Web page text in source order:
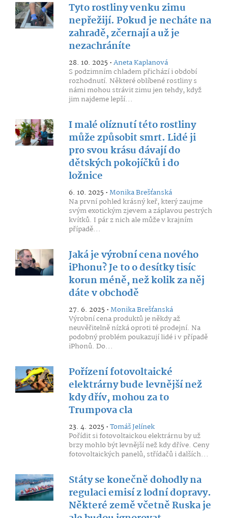
Tyto rostliny venku zimu
nepřežijí. Pokud je necháte na
zahradě, zčernají a už je
nezachráníte
28. 10. 2025 •Aneta Kaplanová
S podzimním chladem přichází i období
rozhodnutí. Některé oblíbené rostliny s
námi mohou strávit zimu jen tehdy, když
jim najdeme lepší...
I malé olíznutí této rostliny
může způsobit smrt. Lidé ji
pro svou krásu dávají do
dětských pokojíčků i do
ložnice
6. 10. 2025 •Monika Brešťanská
Na první pohled krásný keř, který zaujme
svým exotickým zjevem a záplavou pestrých
kvítků. I pár z nich ale může v krajním
případě...
Jaká je výrobní cena nového
iPhonu? Je to o desítky tisíc
korun méně, než kolik za něj
dáte v obchodě
27. 6. 2025 •Monika Brešťanská
Výrobní cena produktů je někdy až
neuvěřitelně nízká oproti té prodejní. Na
podobný problém poukazují lidé i v případě
iPhonů. Do...
Pořízení fotovoltaické
elektrárny bude levnější než
kdy dřív, mohou za to
Trumpova cla
23. 4. 2025 •Tomáš Jelínek
Pořídit si fotovoltaickou elektrárnu by už
brzy mohlo být levnější než kdy dříve. Ceny
fotovoltaických panelů, střídačů i dalších...
Státy se konečně dohodly na
regulaci emisí z lodní dopravy.
Některé země včetně Ruska je